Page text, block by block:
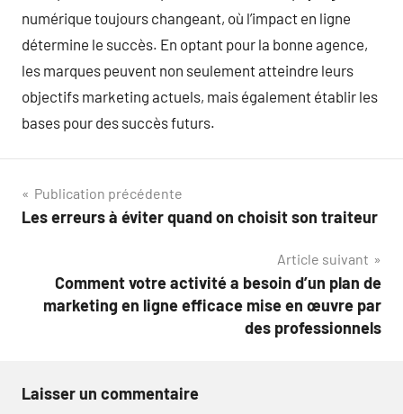
numérique toujours changeant, où l’impact en ligne
détermine le succès. En optant pour la bonne agence,
les marques peuvent non seulement atteindre leurs
objectifs marketing actuels, mais également établir les
bases pour des succès futurs.
Navigation
de
Publication précédente
Les erreurs à éviter quand on choisit son traiteur
Article suivant
Comment votre activité a besoin d’un plan de
marketing en ligne efficace mise en œuvre par
des professionnels
Laisser un commentaire